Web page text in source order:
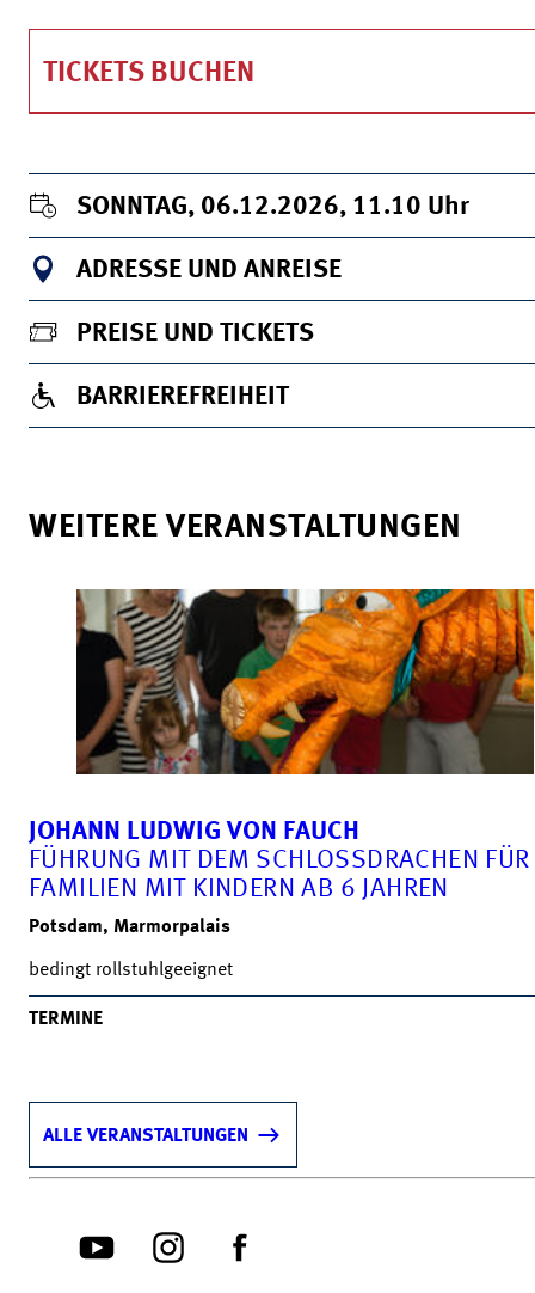
TICKETS BUCHEN
SONNTAG, 06.12.2026, 11.10 Uhr
ADRESSE UND ANREISE
PREISE UND TICKETS
BARRIEREFREIHEIT
WEITERE VERANSTALTUNGEN
JOHANN LUDWIG VON FAUCH
FÜHRUNG MIT DEM SCHLOSSDRACHEN FÜR
FAMILIEN MIT KINDERN AB 6 JAHREN
Potsdam, Marmorpalais
bedingt rollstuhlgeeignet
TERMINE
ALLE VERANSTALTUNGEN